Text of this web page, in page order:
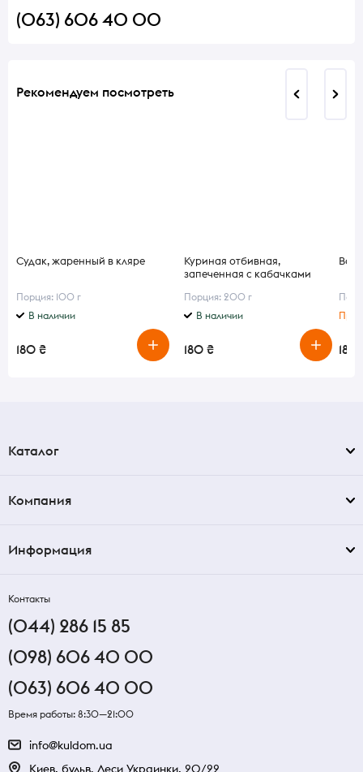
(063) 606 40 00
Рекомендуем посмотреть
Судак, жаренный в кляре
Порция: 100 г
В наличии
180 ₴
Куриная отбивная,
запеченная с кабачками
Порция: 200 г
В наличии
180 ₴ 180
Каталог
Компания
Информация
Контакты
(044) 286 15 85
(098) 606 40 00
(063) 606 40 00
Время работы: 8:30—21:00
info@kuldom.ua
Киев, бульв. Леси Украинки, 20/22